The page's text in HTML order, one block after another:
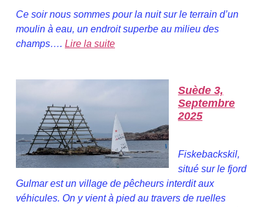
Ce soir nous sommes pour la nuit sur le terrain d’un
moulin à eau, un endroit superbe au milieu des
champs…. Lire la suite
Suède 3,
Septembre
2025
Fiskebackskil,
situé sur le fjord
Gulmar est un village de pêcheurs interdit aux
véhicules. On y vient à pied au travers de ruelles